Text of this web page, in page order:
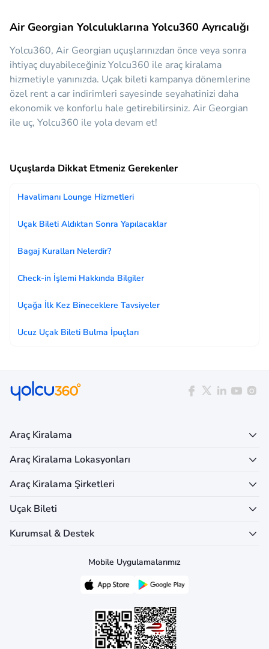
Air Georgian Yolculuklarına Yolcu360 Ayrıcalığı
Yolcu360, Air Georgian uçuşlarınızdan önce veya sonra
ihtiyaç duyabileceğinizYolcu360 ile araç kiralama
hizmetiyle yanınızda. Uçak bileti kampanya dönemlerine
özel rent a car indirimleri sayesinde seyahatinizi daha
ekonomik ve konforlu hale getirebilirsiniz. Air Georgian
ile uç, Yolcu360 ile yola devam et!
Uçuşlarda Dikkat Etmeniz Gerekenler
Havalimanı Lounge Hizmetleri
Uçak Bileti Aldıktan Sonra Yapılacaklar
Bagaj Kuralları Nelerdir?
Check-in İşlemi Hakkında Bilgiler
Uçağa İlk Kez Bineceklere Tavsiyeler
Ucuz Uçak Bileti Bulma İpuçları
Araç Kiralama
Araç Kiralama Lokasyonları
Araç Kiralama Şirketleri
Uçak Bileti
Kurumsal & Destek
Mobile Uygulamalarımız